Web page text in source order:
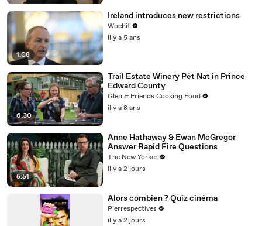
1:08
Ireland introduces new restrictions
Wochit
il y a 5 ans
6:30
Trail Estate Winery Pét Nat in Prince
Edward County
Glen & Friends Cooking Food
il y a 8 ans
5:51
Anne Hathaway & Ewan McGregor
Answer Rapid Fire Questions
The New Yorker
il y a 2 jours
Alors combien ? Quiz cinéma
Pierrespectives
il y a 2 jours